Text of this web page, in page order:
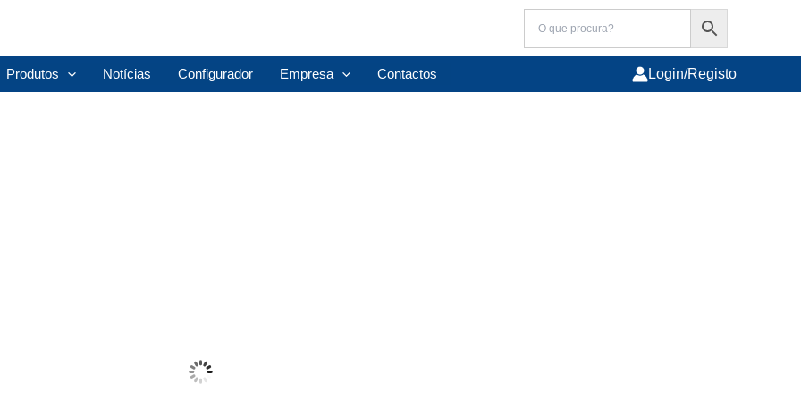
Produtos Notícias Configurador Empresa Contactos Login/Registo